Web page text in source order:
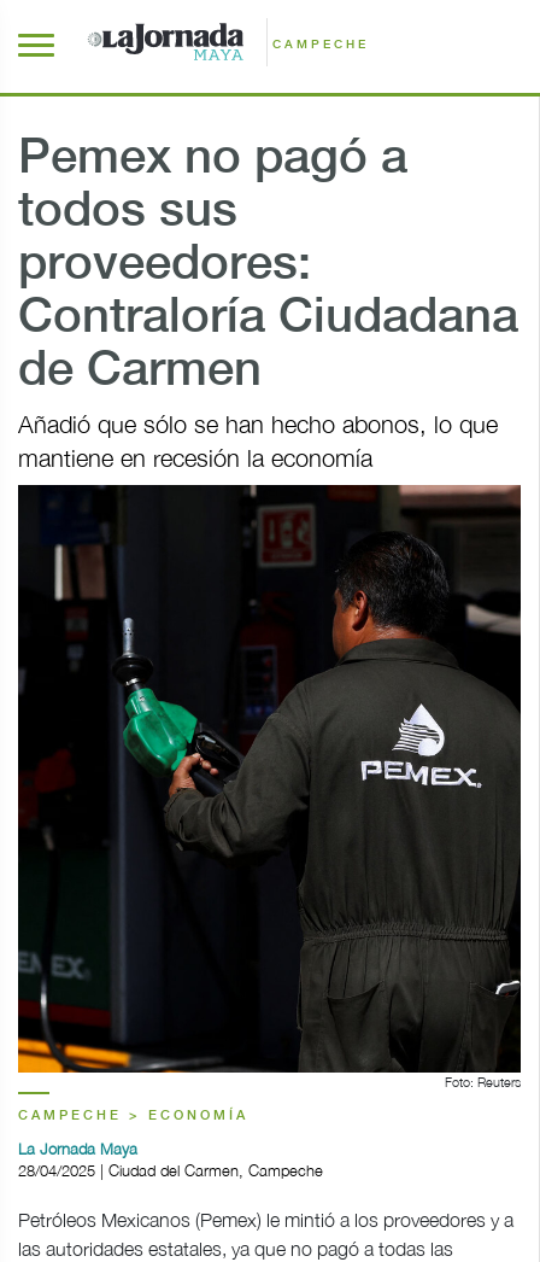
CAMPECHE
Pemex no pagó a
todos sus
proveedores:
Contraloría Ciudadana
de Carmen
Añadió que sólo se han hecho abonos, lo que
mantiene en recesión la economía
Foto: Reuters
CAMPECHE > ECONOMÍA
La Jornada Maya
28/04/2025 | Ciudad del Carmen, Campeche
Petróleos Mexicanos (Pemex) le mintió a los proveedores y a
las autoridades estatales, ya que no pagó a todas las